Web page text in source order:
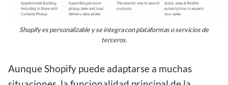
Shopify es personalizable y se integra con plataformas o servicios de
terceros.
Aunque Shopify puede adaptarse a muchas